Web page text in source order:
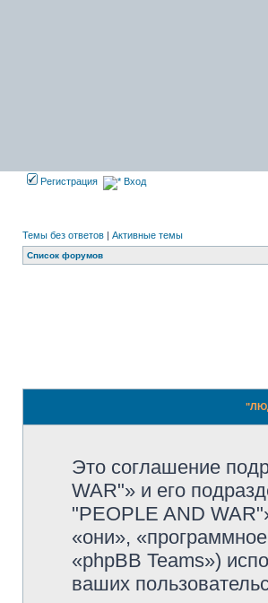
Регистрация Вход
Темы без ответов | Активные темы
Список форумов
Это соглашение
WAR"» и его
"PEOPLE AND
«они»,
«phpBB Teams»)
ваших